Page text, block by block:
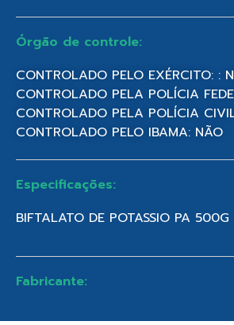
Órgão de controle:
CONTROLADO PELO EXÉRCITO: :
CONTROLADO PELA POLÍCIA
CONTROLADO PELA POLÍCIA
CONTROLADO PELO IBAMA: NÃO
Especificações:
BIFTALATO DE POTASSIO PA 500G
Fabricante: